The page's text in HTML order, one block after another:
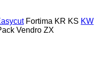
Fortima KR KS KW
Vendro ZX